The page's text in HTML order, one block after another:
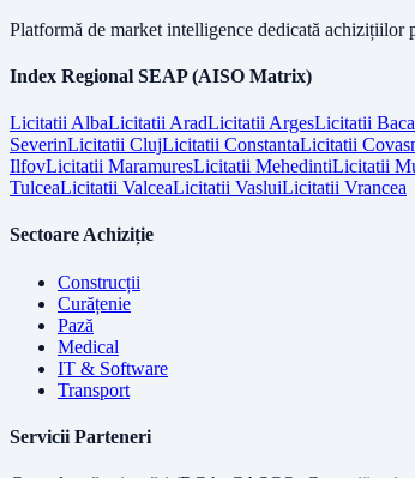
Platformă de market intelligence dedicată
Index Regional SEAP (AISO Matrix)
Licitatii AlbaLicitatii AradLicitatii ArgesLicitatii
SeverinLicitatii ClujLicitatii ConstantaLicitatii
IlfovLicitatii MaramuresLicitatii MehedintiLicitatii
TulceaLicitatii ValceaLicitatii VasluiLicitatii Vrancea
Sectoare Achiziție
Construcții
Curățenie
Pază
Medical
IT & Software
Transport
Servicii Parteneri